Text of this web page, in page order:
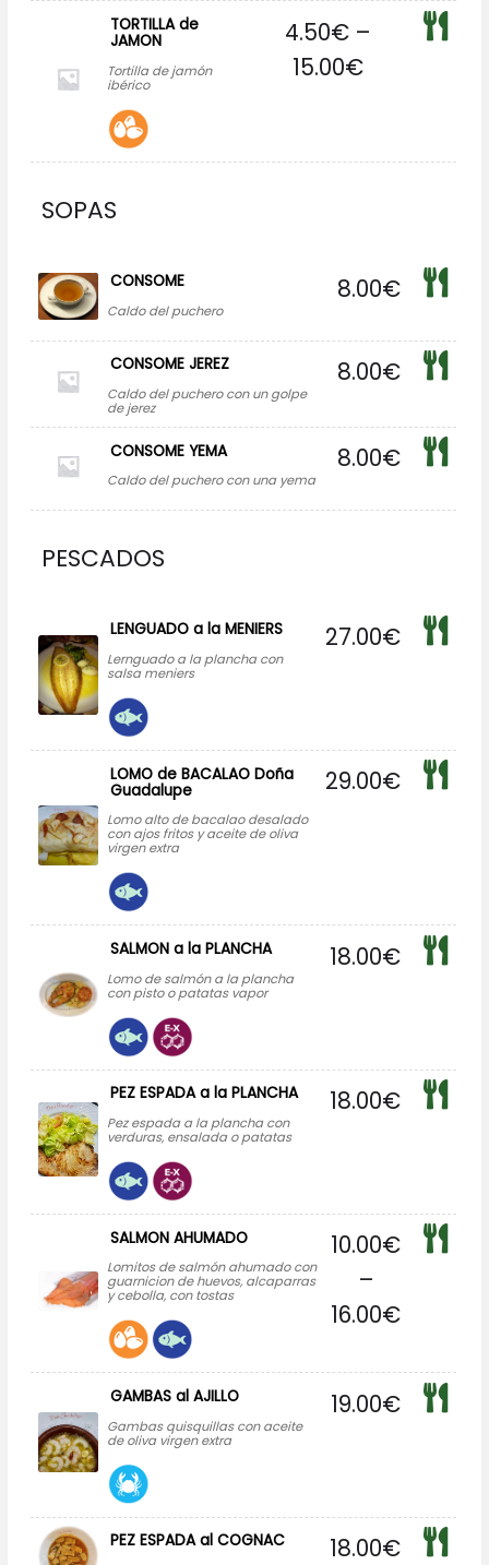
TORTILLA de
JAMON
Tortilla de jamón
ibérico
4.50€ –
15.00€
SOPAS
CONSOME
Caldo del puchero
8.00€
CONSOME JEREZ
Caldo del puchero con un golpe
de jerez
8.00€
CONSOME YEMA
Caldo del puchero con una yema
8.00€
PESCADOS
LENGUADO a la MENIERS
Lernguado a la plancha con
salsa meniers
27.00€
LOMO de BACALAO Doña
Guadalupe
Lomo alto de bacalao desalado
con ajos fritos y aceite de oliva
virgen extra
29.00€
SALMON a la PLANCHA
Lomo de salmón a la plancha
con pisto o patatas vapor
18.00€
PEZ ESPADA a la PLANCHA
Pez espada a la plancha con
verduras, ensalada o patatas
18.00€
SALMON AHUMADO
Lomitos de salmón ahumado con
guarnicion de huevos, alcaparras
y cebolla, con tostas
10.00€
–
16.00€
GAMBAS al AJILLO
Gambas quisquillas con aceite
de oliva virgen extra
19.00€
PEZ ESPADA al COGNAC 18.00€